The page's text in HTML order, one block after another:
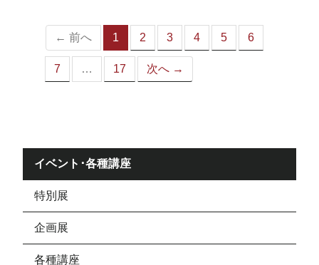
← 前へ 1
（こ
の
2 3 4 5 6
7 … 17 次へ →
イベント･各種講座
特別展
企画展
各種講座